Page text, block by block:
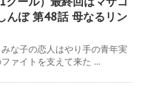
ぼ 第48話 母なるリン
な子の恋人はやり手の青年実
ァイトを支えて来た ...